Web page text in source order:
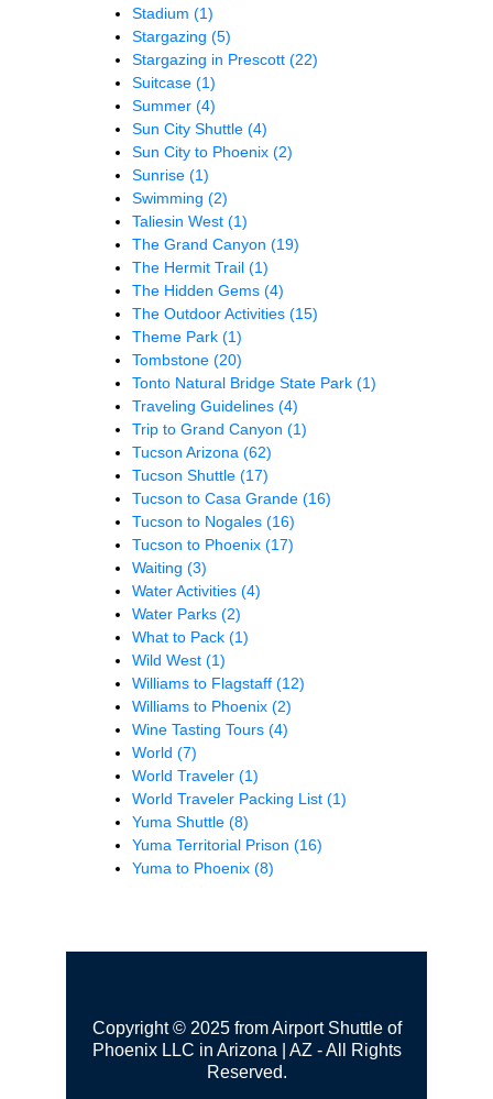
Stadium (1)
Stargazing (5)
Stargazing in Prescott (22)
Suitcase (1)
Summer (4)
Sun City Shuttle (4)
Sun City to Phoenix (2)
Sunrise (1)
Swimming (2)
Taliesin West (1)
The Grand Canyon (19)
The Hermit Trail (1)
The Hidden Gems (4)
The Outdoor Activities (15)
Theme Park (1)
Tombstone (20)
Tonto Natural Bridge State Park (1)
Traveling Guidelines (4)
Trip to Grand Canyon (1)
Tucson Arizona (62)
Tucson Shuttle (17)
Tucson to Casa Grande (16)
Tucson to Nogales (16)
Tucson to Phoenix (17)
Waiting (3)
Water Activities (4)
Water Parks (2)
What to Pack (1)
Wild West (1)
Williams to Flagstaff (12)
Williams to Phoenix (2)
Wine Tasting Tours (4)
World (7)
World Traveler (1)
World Traveler Packing List (1)
Yuma Shuttle (8)
Yuma Territorial Prison (16)
Yuma to Phoenix (8)
Copyright © 2025 from Airport Shuttle of
Phoenix LLC in Arizona | AZ - All Rights
Reserved.